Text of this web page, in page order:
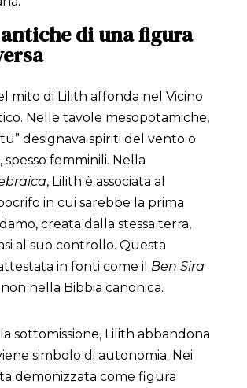
di una figura
mito di Lilith affonda nel Vicino
Nelle tavole mesopotamiche,
designava spiriti del vento o
femminili. Nella
, Lilith è associata al
in cui sarebbe la prima
creata dalla stessa terra,
al suo controllo. Questa
in fonti come il Ben Sira
nella Bibbia canonica.
sottomissione, Lilith abbandona
simbolo di autonomia. Nei
demonizzata come figura